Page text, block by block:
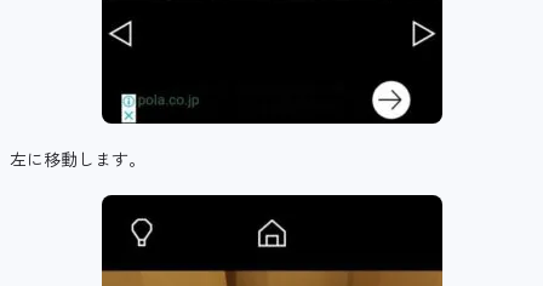
左に移動します。